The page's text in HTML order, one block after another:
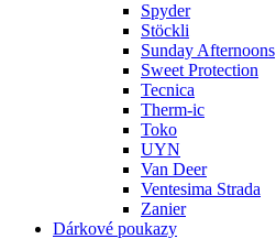
Spyder
Stöckli
Sunday Afternoons
Sweet Protection
Tecnica
Therm-ic
Toko
UYN
Van Deer
Ventesima Strada
Zanier
Dárkové poukazy